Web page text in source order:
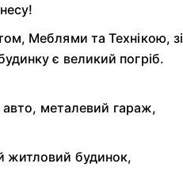
Меблями та Технікою, зі
є великий погріб.
авто, металевий гараж,
житловий будинок,